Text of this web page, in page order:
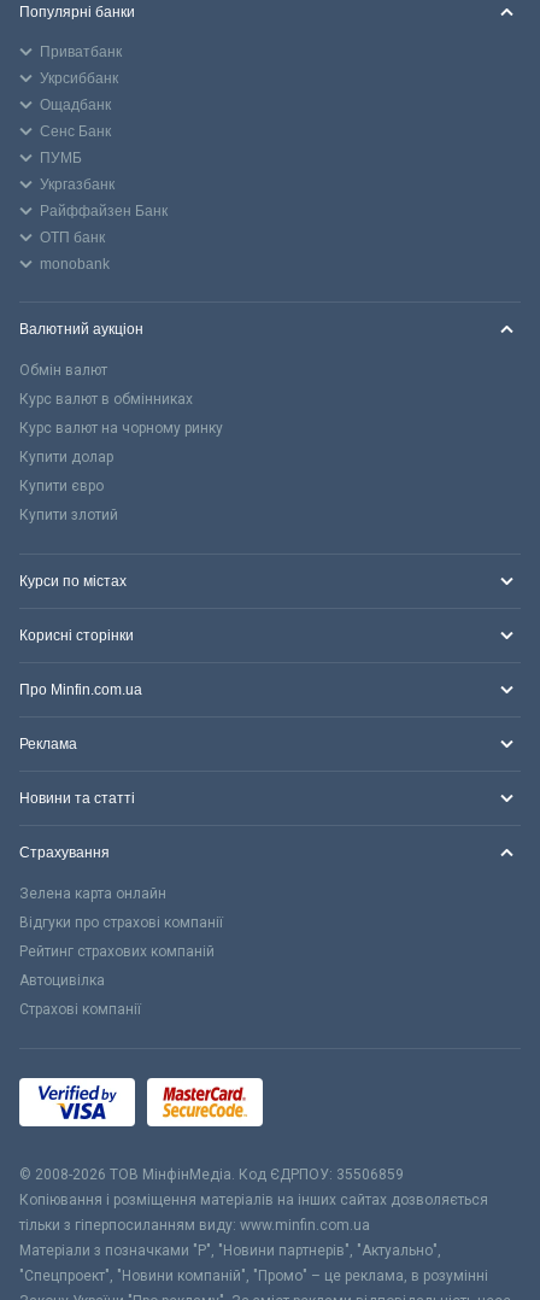
Популярні банки
Приватбанк
Укрсиббанк
Ощадбанк
Сенс Банк
ПУМБ
Укргазбанк
Райффайзен Банк
ОТП банк
monobank
Валютний аукціон
Обмін валют
Курс валют в обмінниках
Курс валют на чорному ринку
Купити долар
Купити євро
Купити злотий
Курси по містах
Корисні сторінки
Про Minfin.com.ua
Реклама
Новини та статті
Страхування
Зелена карта онлайн
Відгуки про страхові компанії
Рейтинг страхових компаній
Автоцивілка
Страхові компанії
© 2008-2026 ТОВ МiнфiнМедiа. Код ЄДРПОУ: 35506859
Копіювання і розміщення матеріалів на інших сайтах дозволяється
тільки з гіперпосиланням виду: www.minfin.com.ua
Матеріали з позначками "Р", "Новини партнерів", "Актуально",
"Спецпроект", "Новини компаній", "Промо" – це реклама, в розумінні